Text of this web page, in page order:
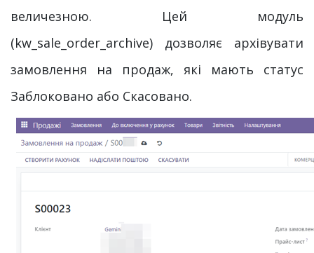
величезною. Цей модуль
(kw_sale_order_archive) дозволяє архівувати
замовлення на продаж, які мають статус
Заблоковано або Скасовано.